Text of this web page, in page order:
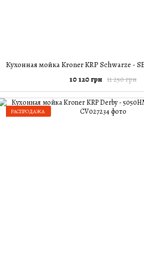
11 250 грн
10 120 грн
РАСПРОДАЖА